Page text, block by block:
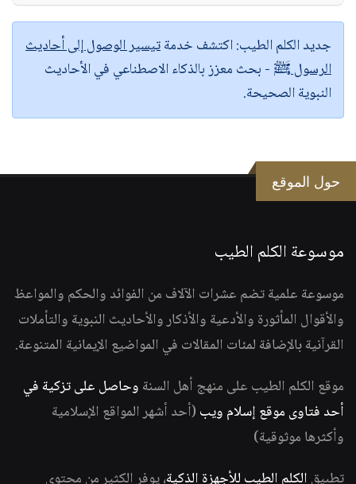
جديد الكلم الطيب:اكتشف خدمةتيسير الوصول إلى أحاديث
الرسول ﷺ - بحث معزز بالذكاء الاصطناعي في الأحاديث
النبوية الصحيحة.
حول الموقع
موسوعة الكلم الطيب
موسوعة علمية تضم عشرات الآلاف من الفوائد والحكم والمواعظ
والأقوال المأثورة والأدعية والأذكار والأحاديث النبوية والتأملات
القرآنية بالإضافة لمئات المقالات في المواضيع الإيمانية المتنوعة.
موقع الكلم الطيب على منهج أهل السنة وحاصل على تزكية في
أحد فتاوى موقع إسلام ويب (أحد أشهر المواقع الإسلامية
وأكثرها موثوقية)
تطبيق الكلم الطيب للأجهزة الذكية، يوفر الكثير من محتوى